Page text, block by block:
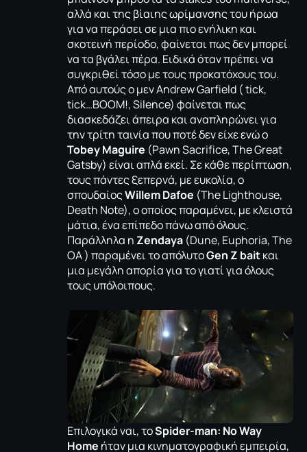
αλλά και της βίαιης ωρίμανσης του ήρωα
για να περάσει σε μια πιο ενήλικη και
σκοτεινή περίοδο, φαίνεται πως δεν μπορεί
να τα βγάλει πέρα. Ειδικά όταν πρέπει να
συγκριθεί τόσο με τους προκατόχους του.
Από αυτούς ο μεν Andrew Garfield ( tick,
tick…BOOM!, Silence) φαίνεται πως
διασκεδάζει άπειρα και αναπληρώνει για
την τρίτη ταινία που ποτέ δεν είχε ενώ ο
Tobey Maguire (Pawn Sacrifice, The Great
Gatsby) είναι απλά εκεί. Σε κάθε περίπτωση,
τους πάντες ξεπερνά, με ευκολία, ο
σπουδαίοςWillem Dafoe (Τhe Lighthouse,
Death Note), o oποίος παραμένει, με κλειστά
μάτια, ένα επίπεδο πάνω από όλους.
Παράλληλα η Zendaya (Dune, Euphoria, The
OA ) παραμένει το απόλυτοGen Z baitκαι
μια μεγάλη απορία για το γιατί για όλους
τους υπόλοιπους.
Επιλογικά ναι, τοSpider-man: ΝοWay
Home ήταν μια κινηματογραφική εμπειρία,